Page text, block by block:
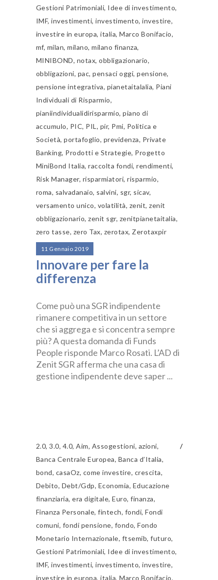
Gestioni Patrimoniali, Idee di investimento,
IMF,investimenti,investimento,investire,
investire in europa,italia,Marco Bonifacio,
mf, milan,milano,milano finanza,
MINIBOND, notax,obbligazionario,
obbligazioni, pac,pensaci oggi,pensione,
pensione integrativa, pianetaitalalia, Piani
Individuali di Risparmio,
pianiindividualidirisparmio,piano di
accumulo, PIC, PIL , pir, Pmi, Politica e
Società,portafoglio, previdenza, Private
Banking, Prodotti e Strategie, Progetto
MiniBond Italia,raccolta fondi,rendimenti,
Risk Manager, risparmiatori,risparmio,
roma, salvadanaio, salvini, sgr, sicav,
versamento unico, volatilità, zenit,zenit
obbligazionario,zenit sgr, zenitpianetaitalia,
zero tasse, zero Tax, zerotax, Zerotaxpir
11 Gennaio 2019
Innovare per fare la
differenza
Come può una SGR indipendente
rimanere competitiva in un settore
che si aggrega e si concentra sempre
più? A questa domanda di Funds
People risponde Marco Rosati. L’AD di
Zenit SGR afferma che una casa di
gestione indipendente deve saper
2.0,3.0, 4.0,Aim, Assogestioni, azioni,
Banca Centrale Europea, Banca d’Italia,
bond, casaOz, come investire, crescita,
Debito, Debt/Gdp, Economia, Educazione
finanziaria,era digitale,Euro,finanza,
Finanza Personale,fintech, fondi,Fondi
comuni, fondi pensione, fondo,Fondo
Monetario Internazionale, ftsemib,futuro,
Gestioni Patrimoniali, Idee di investimento,
IMF,investimenti,investimento,investire,
investire in europa,italia,Marco Bonifacio,